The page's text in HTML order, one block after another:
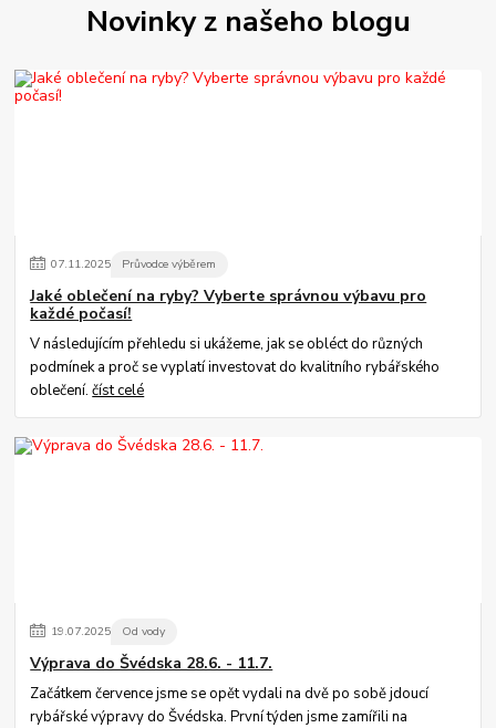
Novinky z našeho blogu
07.11.2025 Průvodce výběrem
Jaké oblečení na ryby? Vyberte správnou výbavu pro
každé počasí!
V následujícím přehledu si ukážeme, jak se obléct do různých
podmínek a proč se vyplatí investovat do kvalitního rybářského
oblečení.číst celé
19.07.2025 Od vody
Výprava do Švédska 28.6. - 11.7.
Začátkem července jsme se opět vydali na dvě po sobě jdoucí
rybářské výpravy do Švédska. První týden jsme zamířili na